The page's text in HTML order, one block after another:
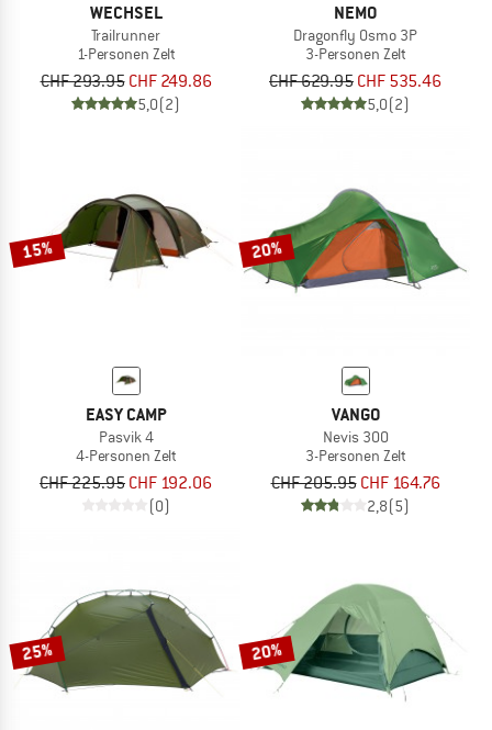
WECHSEL
Trailrunner
1-Personen Zelt
CHF 293.95 CHF 249.86
5,0(2)
NEMO
Dragonfly Osmo 3P
3-Personen Zelt
CHF 629.95 CHF 535.46
5,0(2)
15%
EASY CAMP
Pasvik 4
4-Personen Zelt
CHF 225.95 CHF 192.06
(0)
20%
VANGO
Nevis 300
3-Personen Zelt
CHF 205.95 CHF 164.76
2,8(5)
25% 20%